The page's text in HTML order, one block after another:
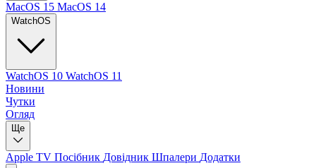
MacOS 15 MacOS 14
WatchOS
WatchOS 10 WatchOS 11
Новини
Чутки
Огляд
Ще
Apple TV Посібник Довідник Шпалери Додатки